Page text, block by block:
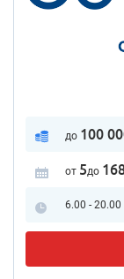
до 100
от 5до
6.00 - 20.00